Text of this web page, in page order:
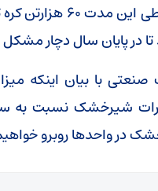
صادر شده که با
در پایان سال دچار
با بیان اینکه
شیرخشک نسبت به
در واحدها روبرو